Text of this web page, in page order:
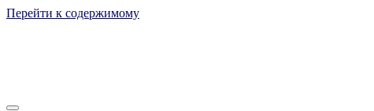
Перейти к содержимому